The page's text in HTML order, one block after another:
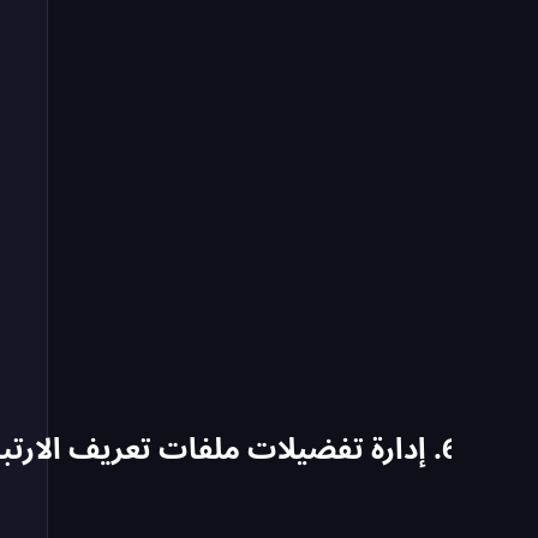
6. إدارة تفضيلات ملفات تعريف الارتباط